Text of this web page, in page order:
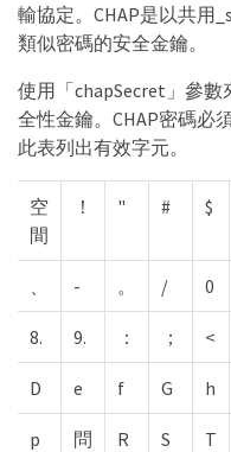
輸協定。CHAP是以共用
類似密碼的安全金鑰。
使用「chapSecret」參
全性金鑰。CHAP密碼必
此表列出有效字元。
空
間
！ " # $
- 。 / 0
8. 9. ： ； <
D e f G h
p 問 R S T